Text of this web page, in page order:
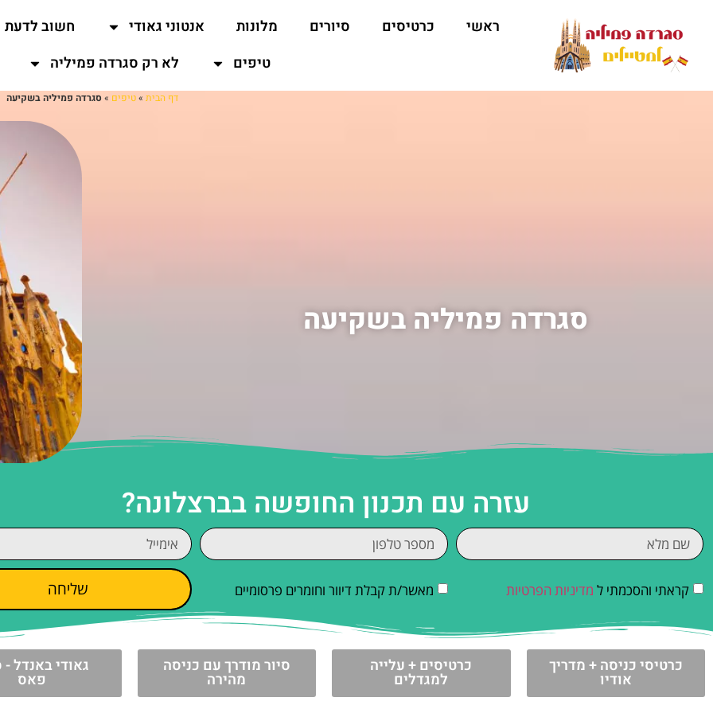
ראשי כרטיסים סיורים מלונות אנטוני גאודי
חשוב לדעת
טיפים
לא רק סגרדה פמיליה
סגרדה פמיליה בשקיעה
דף הבית »טיפים » סגרדה פמיליה בשקיעה
עזרה עם תכנון החופשה בברצלונה?
קראתי והסכמתי ל מדיניות הפרטיות מאשר/ת קבלת דיוור וחומרים פרסומיים שליחה
כרטיסי כניסה + מדריך
אודיו
כרטיסים + עלייה
למגדלים
סיור מודרך עם כניסה
מהירה
גאודי באנדל -
פאס